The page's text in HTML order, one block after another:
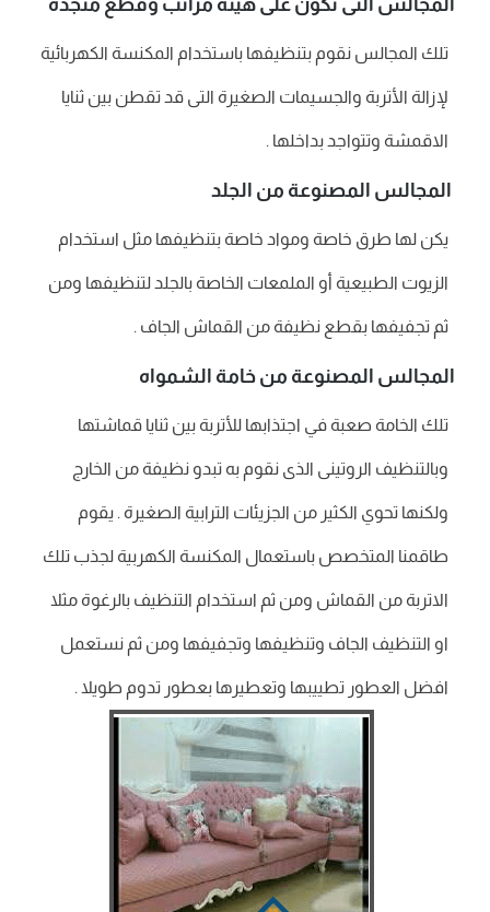
المجالس التى تكون على هيئة مراتب وقطع منجدة
تلك المجالس نقوم بتنظيفها باستخدام المكنسة الكهربائية
لإزالة الأتربة والجسيمات الصغيرة التى قد تقطن بين ثنايا
الاقمشة وتتواجد بداخلها .
المجالس المصنوعة من الجلد
يكن لها طرق خاصة ومواد خاصة بتنظيفها مثل استخدام
الزيوت الطبيعية أو الملمعات الخاصة بالجلد لتنظيفها ومن
ثم تجفيفها بقطع نظيفة من القماش الجاف .
المجالس المصنوعة من خامة الشمواه
تلك الخامة صعبة في اجتذابها للأتربة بين ثنايا قماشتها
وبالتنظيف الروتينى الذى نقوم به تبدو نظيفة من الخارج
ولكنها تحوي الكثير من الجزيئات الترابية الصغيرة . يقوم
طاقمنا المتخصص باستعمال المكنسة الكهربية لجذب تلك
الاتربة من القماش ومن ثم استخدام التنظيف بالرغوة مثلا
او التنظيف الجاف وتنظيفها وتجفيفها ومن ثم نستعمل
افضل العطور تطييبها وتعطيرها بعطور تدوم طويلا .